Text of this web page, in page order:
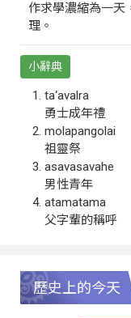
作求學濃縮為一天
理。
小辭典
ta‘avalra
勇士成年禮
molapangolai
祖靈祭
asavasavahe
男性青年
atamatama
父字輩的稱呼
歷史上的今天